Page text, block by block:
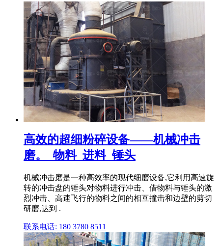
高效的超细粉碎设备——机械冲击
磨。_物料_进料_锤头
机械冲击磨是一种高效率的现代细磨设备,它利用高速旋
转的冲击盘的锤头对物料进行冲击、借物料与锤头的激
烈冲击、高速飞行的物料之间的相互撞击和边壁的剪切
研磨,达到 .
联系电话: 180 3780 8511